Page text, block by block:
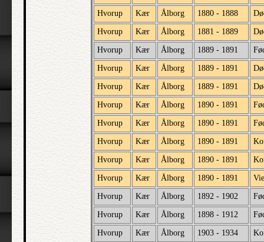
Hvorup Kær Ålborg 1880 - 1888
Hvorup Kær Ålborg 1881 - 1889
Hvorup Kær Ålborg 1889 - 1891
Hvorup Kær Ålborg 1889 - 1891
Hvorup Kær Ålborg 1889 - 1891
Hvorup Kær Ålborg 1890 - 1891
Hvorup Kær Ålborg 1890 - 1891
Hvorup Kær Ålborg 1890 - 1891
Hvorup Kær Ålborg 1890 - 1891
Hvorup Kær Ålborg 1890 - 1891
Hvorup Kær Ålborg 1892 - 1902
Hvorup Kær Ålborg 1898 - 1912
Hvorup Kær Ålborg 1903 - 1934